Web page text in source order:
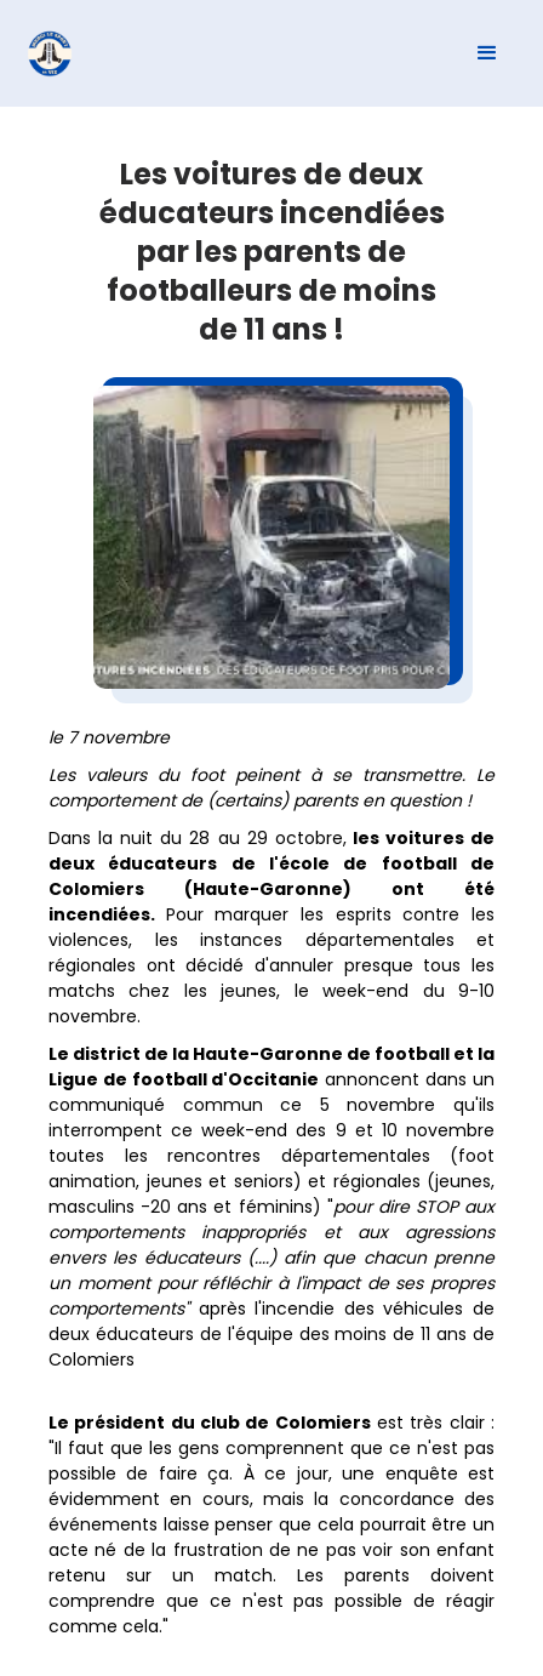
Les voitures de deux
éducateurs incendiées
par les parents de
footballeurs de moins
de 11 ans !
le 7 novembre
Les valeurs du foot peinent à se transmettre. Le
comportement de (certains) parents en question !
Dans la nuit du 28 au 29 octobre,les voitures de
deux éducateurs de l'école de football de
Colomiers (Haute-Garonne) ont été
incendiées. Pour marquer les esprits contre les
violences, les instances départementales et
régionales ont décidé d'annuler presque tous les
matchs chez les jeunes, le week-end du 9-10
novembre.
Le district de la Haute-Garonne de football et la
Ligue de football d'Occitanie annoncent dans un
communiqué commun ce 5 novembre qu'ils
interrompent ce week-end des 9 et 10 novembre
toutes les rencontres départementales (foot
animation, jeunes et seniors) et régionales (jeunes,
masculins -20 ans et féminins) "pour dire STOP aux
comportements inappropriés et aux agressions
envers les éducateurs (....) afin que chacun prenne
un moment pour réfléchir à l'impact de ses propres
comportements"après l'incendie des véhicules de
deux éducateurs de l'équipe des moins de 11 ans de
Colomiers
Le président du club de Colomiersest très clair :
"Il faut que les gens comprennent que ce n'est pas
possible de faire ça. À ce jour, une enquête est
évidemment en cours, mais la concordance des
événements laisse penser que cela pourrait être un
acte né de la frustration de ne pas voir son enfant
retenu sur un match. Les parents doivent
comprendre que ce n'est pas possible de réagir
comme cela."